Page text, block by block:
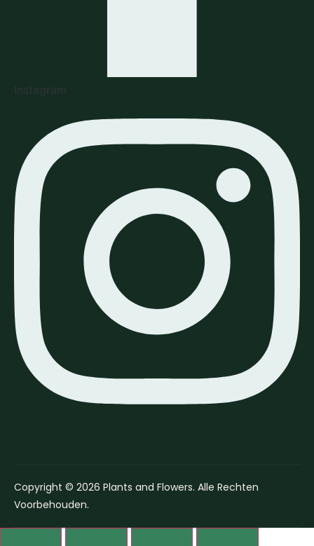
Instagram
Copyright © 2026 Plants and Flowers. Alle Rechten
Voorbehouden.